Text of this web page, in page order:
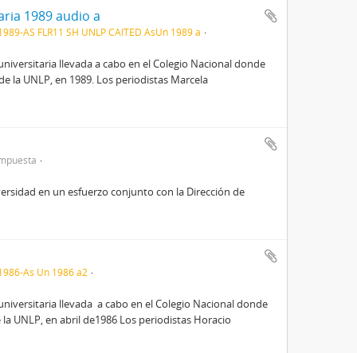
1989 audio a
AS FLR11 SH UNLP CAITED AsUn 1989 a
llevada a cabo en el Colegio Nacional donde
la UNLP, en 1989. Los periodistas Marcela
en un esfuerzo conjunto con la Dirección de
As Un 1986 a2
llevada a cabo en el Colegio Nacional donde
UNLP, en abril de1986 Los periodistas Horacio